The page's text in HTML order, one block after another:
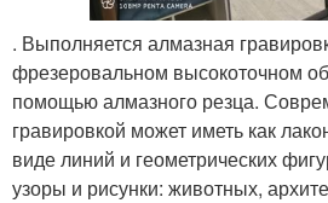
. Выполняется алмазная
фрезеровальном высокоточном
помощью алмазного резца.
гравировкой может иметь как
виде линий и геометрических
узоры и рисунки: животных,